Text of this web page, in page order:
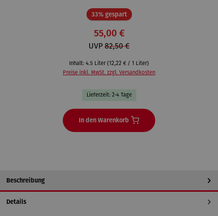
33% gespartRabatt
55,00 €
UVP 82,50 €
Inhalt: 4.5 Liter (12,22 € / 1 Liter)
Preise inkl. MwSt. zzgl. Versandkosten
Lieferzeit: 2-4 Tage
In den Warenkorb
Beschreibung
Details